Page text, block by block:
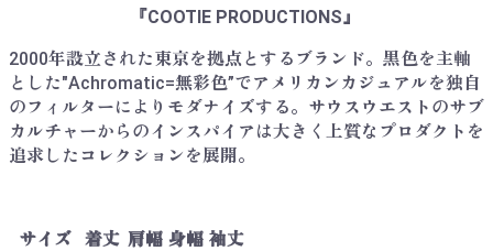
『COOTIE PRODUCTIONS』
2000年設立された東京を拠点とするブランド。黒色を主軸
とした"Achromatic=無彩色”でアメリカンカジュアルを独自
のフィルターによりモダナイズする。サウスウエストのサブ
カルチャーからのインスパイアは大きく上質なプロダクトを
追求したコレクションを展開。
サイズ 着丈 肩幅 身幅 袖丈